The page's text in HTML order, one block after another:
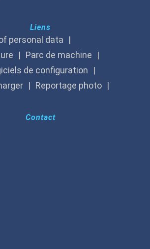
Liens
personal data
Parc de machine
de configuration
Reportage photo
Contact